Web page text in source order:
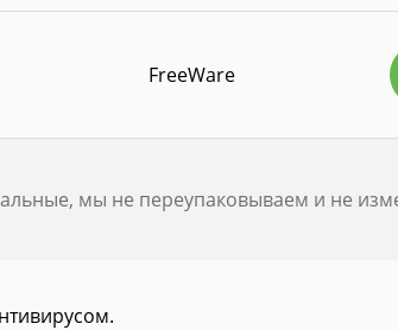
FreeWare
мы не переупаковываем и не